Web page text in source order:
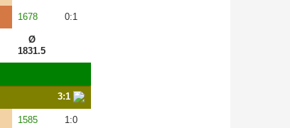
1678 0:1
Ø
1831.5
3:1
1585 1:0